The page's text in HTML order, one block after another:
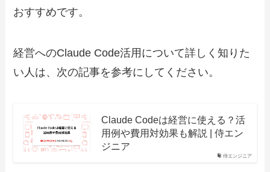
おすすめです。
経営へのClaude Code活用について詳しく知りた
い人は、次の記事を参考にしてください。
侍エンジニア
Claude Codeは経営に使える？活
用例や費用対効果も解説 | 侍エン
ジニア